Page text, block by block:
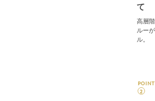
て
高層
ルー
ル。
POINT
2